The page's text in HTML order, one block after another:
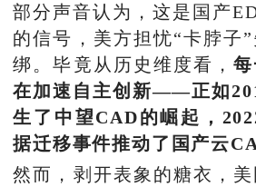
部分声音认为，这是国产
的信号，美方担忧“卡脖子
绑。毕竟从历史维度看，
在加速自主创新——正如
生了中望CAD的崛起，
据迁移事件推动了国产云
然而，剥开表象的糖衣，